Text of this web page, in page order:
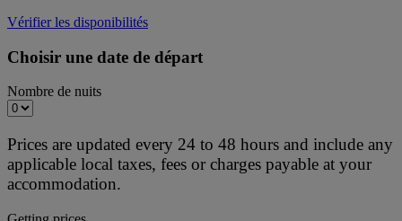
Vérifier les disponibilités
Choisir une date de départ
Nombre de nuits
Prices are updated every 24 to 48 hours and include any
applicable local taxes, fees or charges payable at your
accommodation.